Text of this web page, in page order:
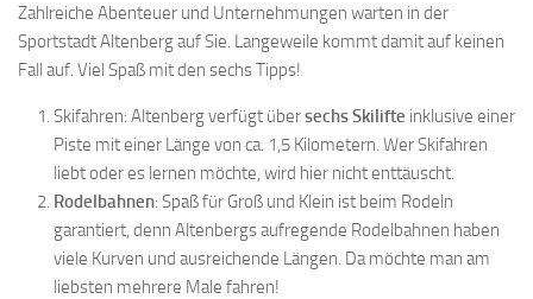
Zahlreiche Abenteuer und Unternehmungen warten in der
Sportstadt Altenberg auf Sie. Langeweile kommt damit auf keinen
Fall auf. Viel Spaß mit den sechs Tipps!
Skifahren: Altenberg verfügt übersechs Skilifte inklusive einer
Piste mit einer Länge von ca. 1,5 Kilometern. Wer Skifahren
liebt oder es lernen möchte, wird hier nicht enttäuscht.
Rodelbahnen: Spaß für Groß und Klein ist beim Rodeln
garantiert, denn Altenbergs aufregende Rodelbahnen haben
viele Kurven und ausreichende Längen. Da möchte man am
liebsten mehrere Male fahren!